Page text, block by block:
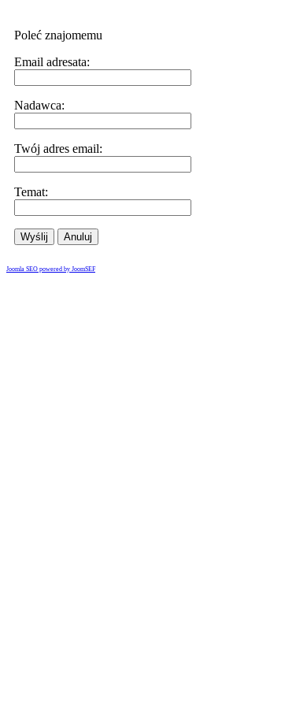
Poleć znajomemu
Email adresata:
Nadawca:
Twój adres email:
Temat:
Wyślij Anuluj
Joomla SEO powered by JoomSEF